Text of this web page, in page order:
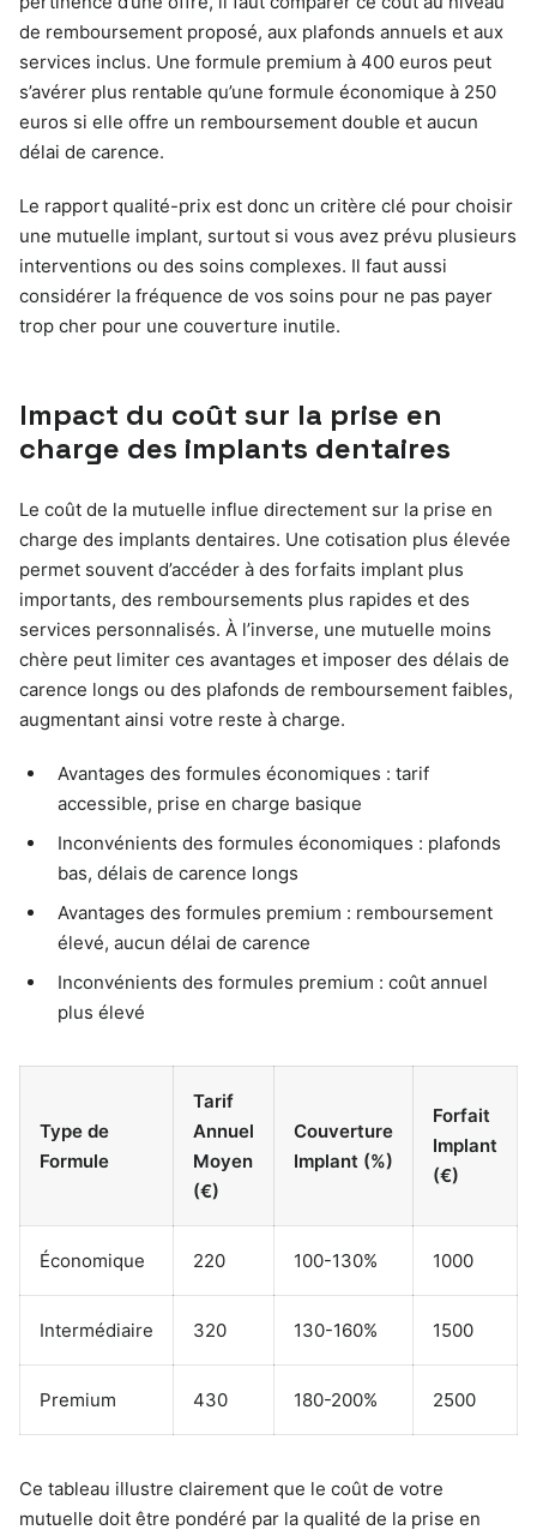
de remboursement proposé, aux plafonds annuels et aux
services inclus. Une formule premium à 400 euros peut
s’avérer plus rentable qu’une formule économique à 250
euros si elle offre un remboursement double et aucun
délai de carence.
Le rapport qualité-prix est donc un critère clé pour choisir
une mutuelle implant, surtout si vous avez prévu plusieurs
interventions ou des soins complexes. Il faut aussi
considérer la fréquence de vos soins pour ne pas payer
trop cher pour une couverture inutile.
Impact du coût sur la prise en
charge des implants dentaires
Le coût de la mutuelle influe directement sur la prise en
charge des implants dentaires. Une cotisation plus élevée
permet souvent d’accéder à des forfaits implant plus
importants, des remboursements plus rapides et des
services personnalisés. À l’inverse, une mutuelle moins
chère peut limiter ces avantages et imposer des délais de
carence longs ou des plafonds de remboursement faibles,
augmentant ainsi votre reste à charge.
Avantages des formules économiques : tarif
accessible, prise en charge basique
Inconvénients des formules économiques : plafonds
bas, délais de carence longs
Avantages des formules premium : remboursement
élevé, aucun délai de carence
Inconvénients des formules premium : coût annuel
plus élevé
Type de
Formule
Tarif
Annuel
Moyen
(€)
Couverture
Implant (%)
Forfait
Implant
(€)
Économique 220 100-130% 1000
Intermédiaire 320 130-160% 1500
Premium 430 180-200% 2500
Ce tableau illustre clairement que le coût de votre
mutuelle doit être pondéré par la qualité de la prise en